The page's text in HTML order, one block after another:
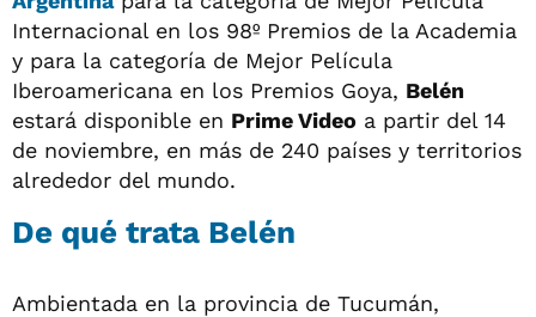
Internacional en los 98º Premios de la Academia
y para la categoría de Mejor Película
Iberoamericana en los Premios Goya, Belén
estará disponible en Prime Video a partir del 14
de noviembre, en más de 240 países y territorios
alrededor del mundo.
De qué trata Belén
Ambientada en la provincia de Tucumán,